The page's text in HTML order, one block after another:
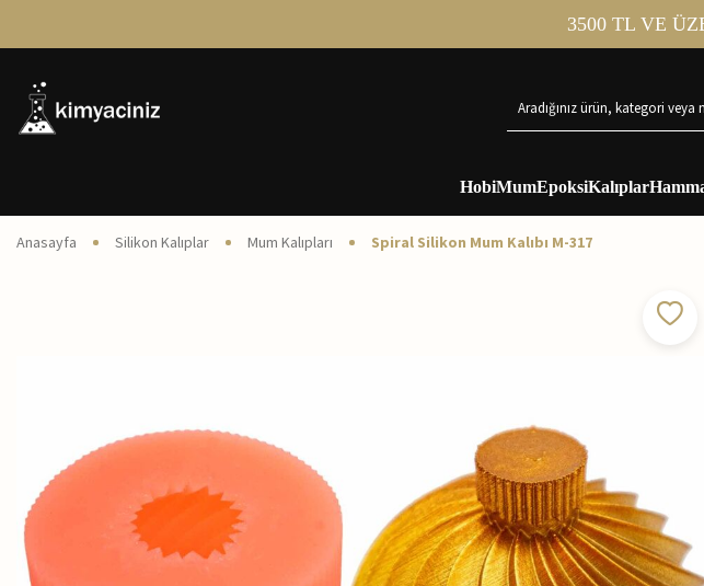
3500 TL VE
HobiMumEpoksiKalıplar
Anasayfa Silikon Kalıplar Mum Kalıpları Spiral Silikon Mum Kalıbı M-317